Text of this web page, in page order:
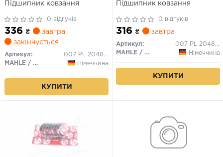
Підшипник ковзання
0 відгуків
336 ₴
завтра
закінчується
Артикул:
007 PL 20485 210
MAHLE / KNECHT
Німеччина
КУПИТИ
Підшипник ковзання
0 відгуків
316 ₴ завтра
Артикул:
007 PL 20485 200
MAHLE / KNECHT
Німеччина
КУПИТИ